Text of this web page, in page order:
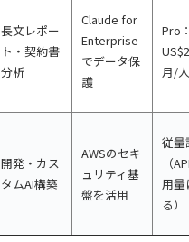
長文レポー
ト・契約書
分析
Claude for
Enterprise
でデータ保
護
Pro
月/
開発・カス
タムAI構築
AWSのセキ
ュリティ基
盤を活用
従量
（
用量
る）